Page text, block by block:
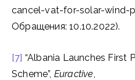
cancel-vat-for-solar-wind-
Обращения: 10.10.2022).
[7] “Albania Launches First
Scheme”, Euractive,